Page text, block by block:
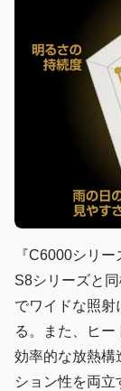
『C6000シリ
S8シリーズと
でワイドな照射
る。また、ヒ
効率的な放熱構
ション性を両